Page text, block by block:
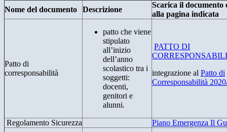
Nome del documento Descrizione
Scarica il documento
alla pagina indicata
Patto di
corresponsabilità
patto che viene
stipulato
all’inizio
dell’anno
scolastico tra i
soggetti:
docenti,
genitori e
alunni.
PATTO DI
integrazione al Patto di
Corresponsabilità
Regolamento Sicurezza Piano Emergenza Il